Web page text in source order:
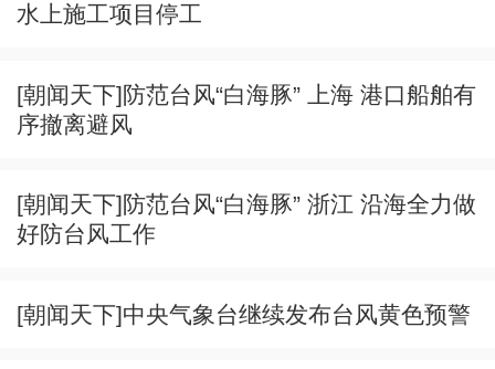
水上施工项目停工
[朝闻天下]防范台风“白海豚” 上海 港口船舶有
序撤离避风
[朝闻天下]防范台风“白海豚” 浙江 沿海全力做
好防台风工作
[朝闻天下]中央气象台继续发布台风黄色预警